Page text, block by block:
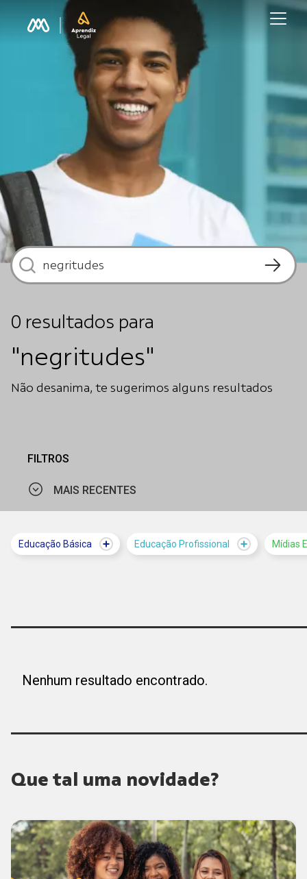
0 resultados para
"negritudes"
Não desanima, te sugerimos alguns resultados
FILTROS
MAIS RECENTES
Educação Básica Educação Profissional Mídias
Nenhum resultado encontrado.
Que tal uma novidade?